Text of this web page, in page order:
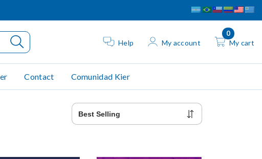
Help My account My cart
0
Contact Comunidad Kier